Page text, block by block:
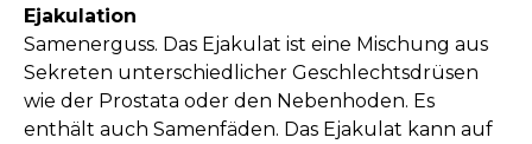
Ejakulation
Samenerguss. Das Ejakulat ist eine Mischung aus
Sekreten unterschiedlicher Geschlechtsdrüsen
wie der Prostata oder den Nebenhoden. Es
enthält auch Samenfäden. Das Ejakulat kann auf